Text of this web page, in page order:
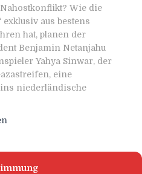
Wie die
exklusiv aus bestens
hat, planen der
Benjamin Netanjahu
Yahya Sinwar, der
eine
niederländische